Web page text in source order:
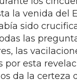
la venida del
sido
las
las
por esta
da la certeza